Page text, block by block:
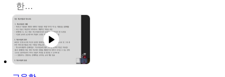
한국교육학술정보원